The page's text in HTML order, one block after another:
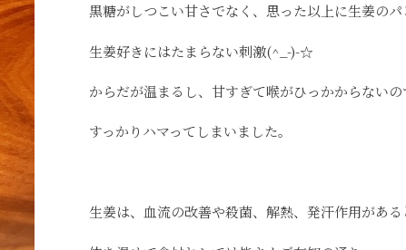
黒糖がしつこい甘さでなく、思った以上に生姜の
生姜好きにはたまらない刺激(^_-)-☆
からだが温まるし、甘すぎて喉がひっかからないの
すっかりハマってしまいました。
生姜は、血流の改善や殺菌、解熱、発汗作用があ